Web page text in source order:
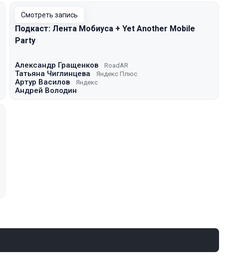
Смотреть запись
Подкаст: Лента Мобиуса + Yet Another Mobile
Party
Александр Гращенков RoadAR
Татьяна Чиглинцева Яндекс Плюс
Артур Василов Яндекс
Андрей Володин